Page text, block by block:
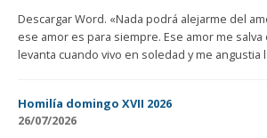
Descargar Word. «Nada podrá alejarme del
ese amor es para siempre. Ese amor me
levanta cuando vivo en soledad y me angustia
Homilía domingo XVII 2026
26/07/2026